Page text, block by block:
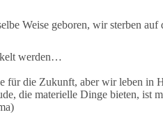
Weise geboren, wir sterben auf
werden…
für die Zukunft, aber wir leben in
die materielle Dinge bieten, ist